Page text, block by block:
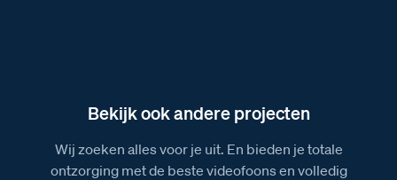
Bekijk ook andere projecten
Wij zoeken alles voor je uit. En bieden je totale
ontzorging met de beste videofoons en volledig